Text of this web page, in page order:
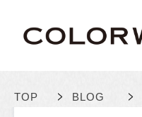
TOP > BLOG >